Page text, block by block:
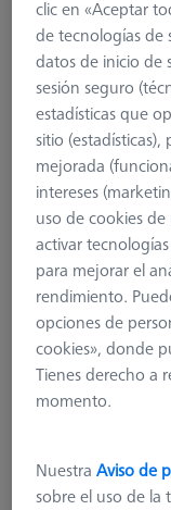
626100-9314-000
clic en «Aceptar
de tecnologías de
datos de inicio de
sesión seguro
estadísticas que
sitio
mejorada
intereses
uso de cookies
activar
para mejorar el
rendimiento.
opciones de
cookies», donde
Tienes derecho a
momento.
NuestraAviso de
sobre el uso de la